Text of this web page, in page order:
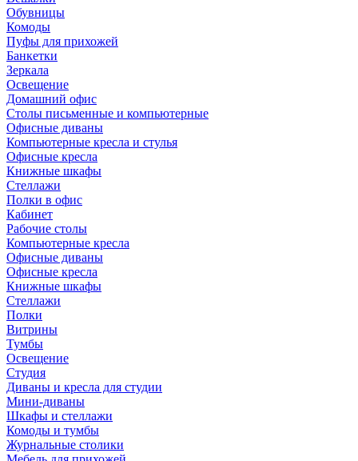
Обувницы
Комоды
Пуфы для прихожей
Банкетки
Зеркала
Освещение
Домашний офис
Столы письменные и компьютерные
Офисные диваны
Компьютерные кресла и стулья
Офисные кресла
Книжные шкафы
Стеллажи
Полки в офис
Кабинет
Рабочие столы
Компьютерные кресла
Офисные диваны
Офисные кресла
Книжные шкафы
Стеллажи
Полки
Витрины
Тумбы
Освещение
Студия
Диваны и кресла для студии
Мини-диваны
Шкафы и стеллажи
Комоды и тумбы
Журнальные столики